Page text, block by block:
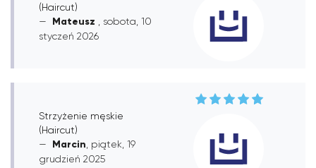
(Haircut)
Mateusz
, sobota, 10
styczeń 2026
Strzyżenie męskie
(Haircut)
Marcin , piątek, 19
grudzień 2025